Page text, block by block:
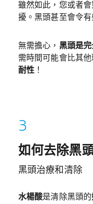
雖然如此，您或者
擾。黑頭甚至會令
無需擔心， 黑頭是
需時間可能會比其
耐性 ！
如何去除黑
黑頭治療和清除
水楊酸是清除黑頭的